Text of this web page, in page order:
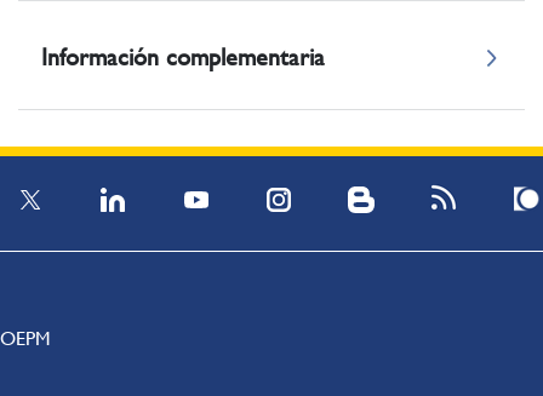
Información complementaria
OEPM